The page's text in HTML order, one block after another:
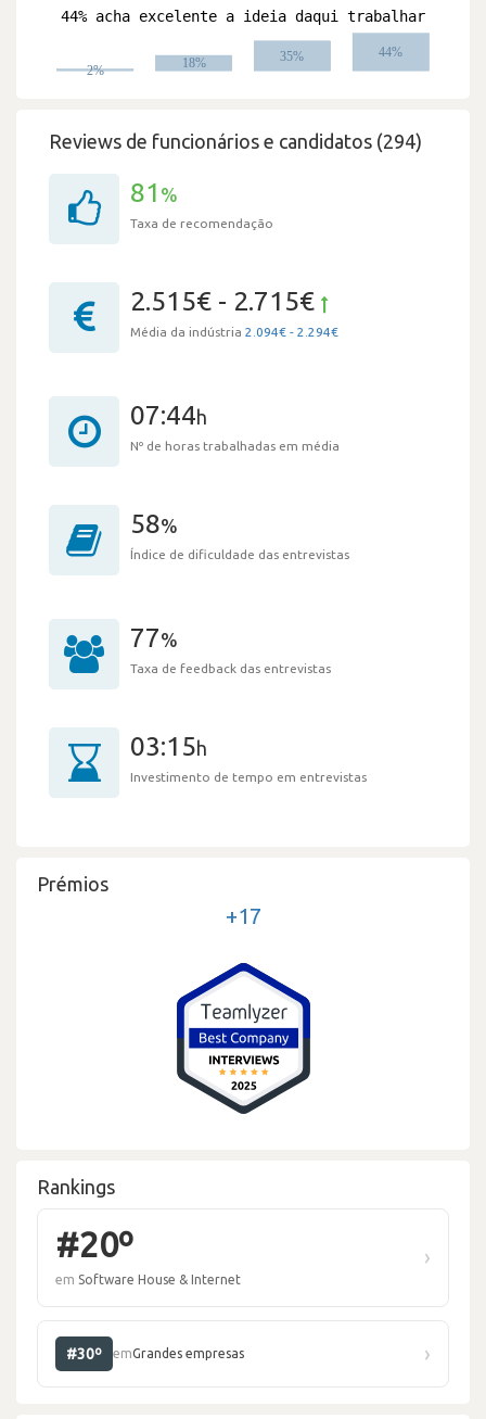
Reviews de funcionários e candidatos (294)
81 %
Taxa de recomendação
2.515€ - 2.715€
Média da indústria 2.094€ - 2.294€
07:44h
Nº de horas trabalhadas em média
58%
Índice de dificuldade das entrevistas
77%
Taxa de feedback das entrevistas
03:15h
Investimento de tempo em entrevistas
Prémios
+17
Rankings
#20º
em Software House & Internet
›
#30º emGrandes empresas ›